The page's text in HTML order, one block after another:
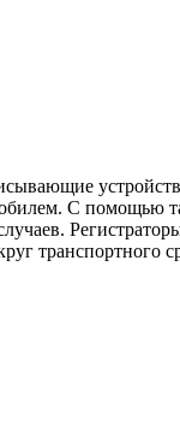
С помощью
транспортного